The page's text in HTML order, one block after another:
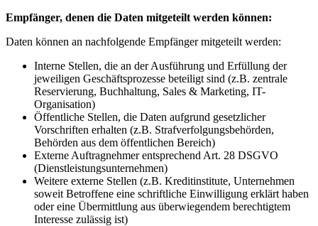
Empfänger, denen die Daten mitgeteilt werden können:
Daten können an nachfolgende Empfänger mitgeteilt werden:
Interne Stellen, die an der Ausführung und Erfüllung der
jeweiligen Geschäftsprozesse beteiligt sind (z.B. zentrale
Reservierung, Buchhaltung, Sales & Marketing, IT-
Organisation)
Öffentliche Stellen, die Daten aufgrund gesetzlicher
Vorschriften erhalten (z.B. Strafverfolgungsbehörden,
Behörden aus dem öffentlichen Bereich)
Externe Auftragnehmer entsprechend Art. 28 DSGVO
(Dienstleistungsunternehmen)
Weitere externe Stellen (z.B. Kreditinstitute, Unternehmen
soweit Betroffene eine schriftliche Einwilligung erklärt haben
oder eine Übermittlung aus überwiegendem berechtigtem
Interesse zulässig ist)